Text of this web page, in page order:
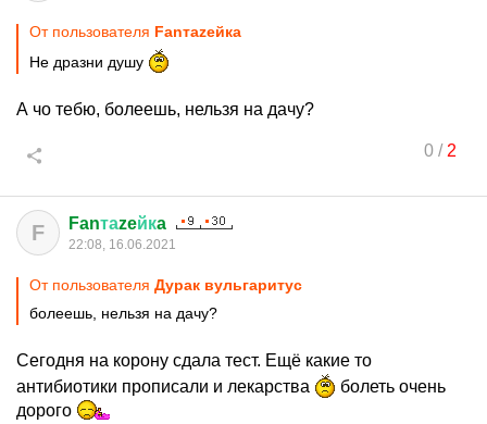
От пользователя Fanтаzeйкa
Не дразни душу
А чо тебю, болеешь, нельзя на дачу?
0/ 2
F Fanтаzeйкa
22:08, 16.06.2021
От пользователя Дурак вульгаритус
болеешь, нельзя на дачу?
Сегодня на корону сдала тест. Ещё какие то
антибиотики прописали и лекарства
болеть очень
дорого